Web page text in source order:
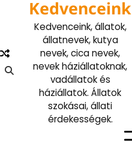
Kedvenceink
Kedvenceink, állatok,
állatnevek, kutya
nevek, cica nevek,
nevek háziállatoknak,
vadállatok és
háziállatok. Állatok
szokásai, állati
érdekességek.